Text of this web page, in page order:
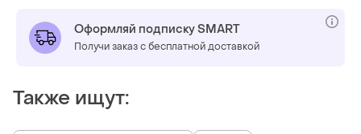
Оформляй подписку SMART
Получи заказ с бесплатной доставкой
Также ищут: